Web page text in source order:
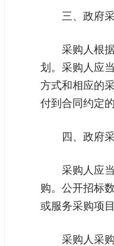
三、政府
采购人根
划。采购人应
方式和相应的
付到合同约定
四、政府
采购人应
购。公开招标
或服务采购项
采购人采